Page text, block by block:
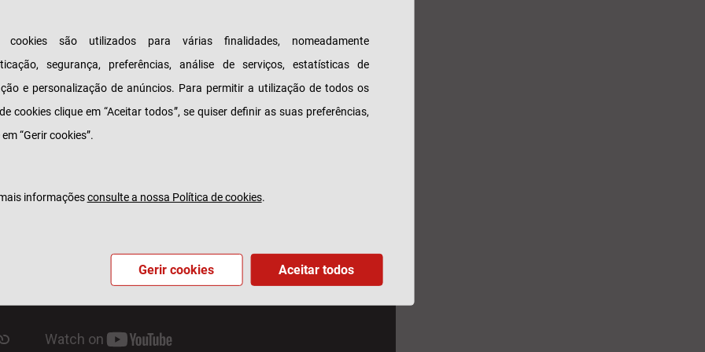
a série e veja os episódios divulgados nos canais
da Generali Tranquilidade.
cookies são utilizados para várias finalidades, nomeadamente
segurança, preferências, análise de serviços, estatísticas de
e personalização de anúncios. Para permitir a utilização de todos os
cookies clique em “Aceitar todos”, se quiser definir as suas preferências,
“Gerir cookies”.
informaçõesconsulte a nossa Política de cookies.
Gerir cookies Aceitar todos